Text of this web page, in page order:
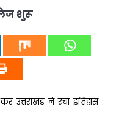
शुरू
उत्तराखंड ने रचा इतिहास :